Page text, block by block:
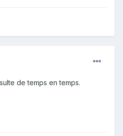
de temps en temps.